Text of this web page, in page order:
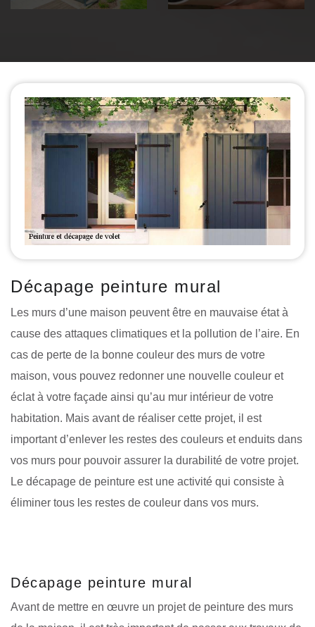
Décapage peinture mural
Les murs d’une maison peuvent être en mauvaise état à
cause des attaques climatiques et la pollution de l’aire. En
cas de perte de la bonne couleur des murs de votre
maison, vous pouvez redonner une nouvelle couleur et
éclat à votre façade ainsi qu’au mur intérieur de votre
habitation. Mais avant de réaliser cette projet, il est
important d’enlever les restes des couleurs et enduits dans
vos murs pour pouvoir assurer la durabilité de votre projet.
Le décapage de peinture est une activité qui consiste à
éliminer tous les restes de couleur dans vos murs.
Décapage peinture mural
Avant de mettre en œuvre un projet de peinture des murs